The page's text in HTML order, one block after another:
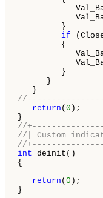
}
if
{
}
}
//-----------------
return ( 0 );
//
//| Custom
//
int deinit()
{
return ( 0 );
}